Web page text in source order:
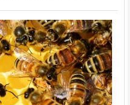
Wręczyca
Wielka
z
dofinansowaniem
ponad
15,6
mln
na
modernizację